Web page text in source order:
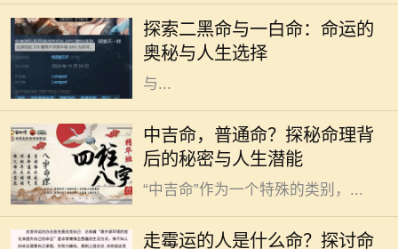
探索二黑命与一白命：命运的
奥秘与人生选择
与其出生时的八字密切相关。而在这
些八字中，尤其是二黑命和一白命这
两种命理类型，常常引起人们的关注
与...
中吉命，普通命？探秘命理背
后的秘密与人生潜能
在中国传统命理学中，人们常常将自
己的命运与生辰八字联系在一起，其
中“吉”和“凶”是最为常见的分类。而
“中吉命”作为一个特殊的类别，...
走霉运的人是什么命？探讨命
在我们的生活中，总会遇到一些人，
他们似乎总是与霉运相伴，无论是事